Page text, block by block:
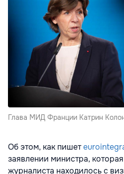
Глава МИД Франции Катрин
Об этом, как пишет
заявлении министра,
журналиста находилось с